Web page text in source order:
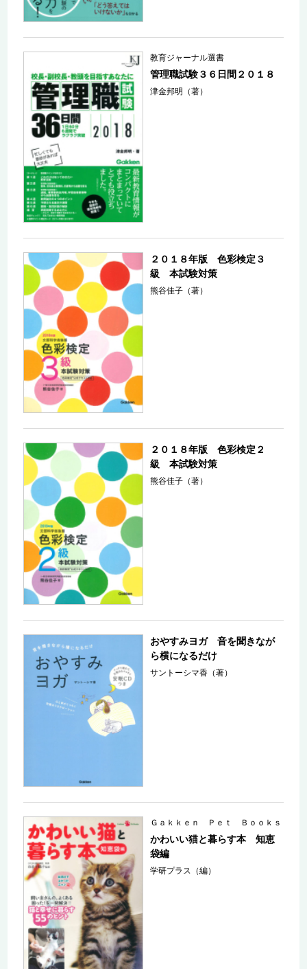
教育ジャーナル選書
管理職試験３６日間２０１８
津金邦明（著）
２０１８年版 色彩検定３
級 本試験対策
熊谷佳子（著）
２０１８年版 色彩検定２
級 本試験対策
熊谷佳子（著）
おやすみヨガ 音を聞きなが
ら横になるだけ
サントーシマ香（著）
Ｇａｋｋｅｎ Ｐｅｔ Ｂｏｏｋｓ
かわいい猫と暮らす本 知恵
袋編
学研プラス（編）